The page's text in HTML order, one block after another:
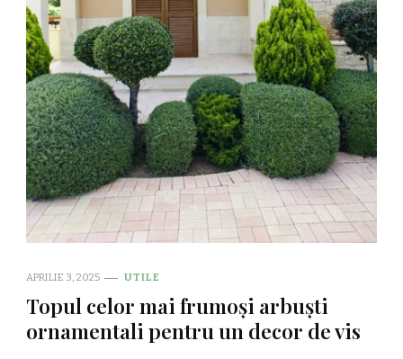
APRILIE 3, 2025 UTILE
Topul celor mai frumoși arbuști
ornamentali pentru un decor de vis